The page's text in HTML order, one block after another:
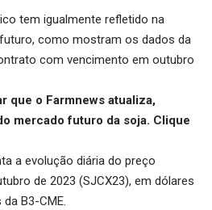
tem igualmente refletido na
como mostram os dados da
com vencimento em outubro
que o Farmnews atualiza,
mercado futuro da soja. Clique
a evolução diária do preço
de 2023 (SJCX23), em dólares
B3-CME.